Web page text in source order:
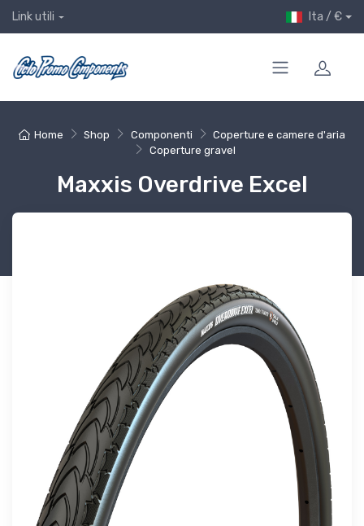
Link utili Ita / €
Home Shop Componenti
Coperture e camere d'aria
Coperture gravel
Maxxis Overdrive Excel